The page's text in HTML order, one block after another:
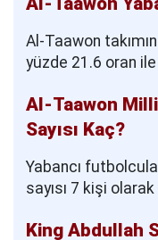
Al-Taawon
yüzde 21.6 oran
Al-Taawon Milli
Sayısı Kaç?
Yabancı
sayısı 7 kişi
King Abdullah